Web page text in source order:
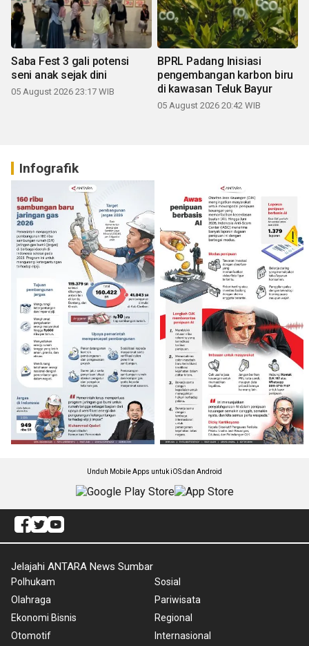
Saba Fest 3 gali potensi
seni anak sejak dini
05 August 2026 23:17 WIB
BPRL Padang Inisiasi
pengembangan karbon biru
di kawasan Teluk Bayur
05 August 2026 20:42 WIB
Infografik
Unduh Mobile Apps untuk iOS dan Android
Jelajahi ANTARA News Sumbar
Polhukam
Olahraga
Ekonomi Bisnis
Otomotif
Sosial
Pariwisata
Regional
Internasional